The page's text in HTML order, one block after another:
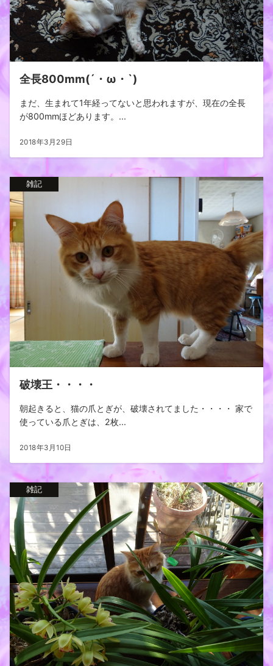
全長800mm(´・ω・`)
まだ、生まれて1年経ってないと思われますが、現在の全長
が800mmほどあります。...
2018年3月29日
雑記
破壊王・・・・
朝起きると、猫の爪とぎが、破壊されてました・・・・ 家で
使っている爪とぎは、2枚...
2018年3月10日
雑記